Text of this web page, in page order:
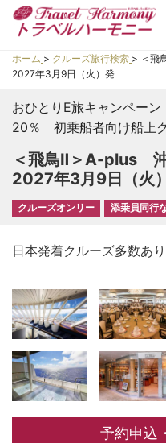
ホーム > クルーズ旅行検索 > ＜
2027年3月9日（火）発
おひとりE旅キャンペー
20％ 初乗船者向け船上
＜飛鳥Ⅱ＞A-plus
2027年3月9日（火
クルーズオンリー 添乗員同行
日本発着クルーズ多数あ
予約申込